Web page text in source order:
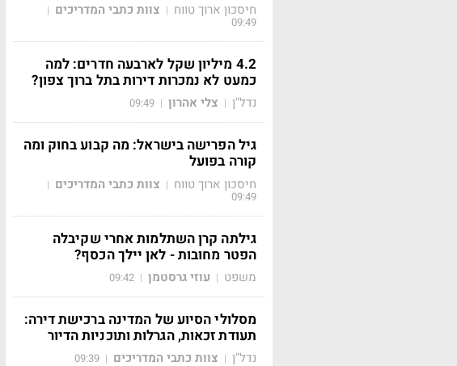
חיסכון ארוך טווח | צוות כתבי המדריכים |
09:49
4.2 מיליון שקל לארבעה חדרים: למה
כמעט לא נמכרות דירות בתל ברוך צפון?
נדל"ן | צלי אהרון |
09:49
גיל הפרישה בישראל: מה קבוע בחוק ומה
קורה בפועל
חיסכון ארוך טווח | צוות כתבי המדריכים |
09:49
גילתה קרן השתלמות אחרי שקיבלה
הפטר מחובות - לאן יילך הכסף?
משפט | עוזי גרסטמן |
09:42
מסלולי הסיוע של המדינה ברכישת דירה:
תעודת זכאות, הגרלות ותוכניות הדיור
נדל"ן | צוות כתבי המדריכים |
09:39